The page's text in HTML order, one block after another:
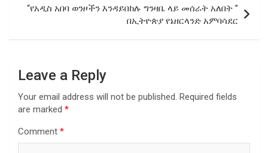
“የአዲስ አበባ ወንዞችን እንዳይበከሉ ግንዛቤ ላይ መሰራት አለበት ”
በኢትዮጵያ የኔዘርላንድ አምባሳደር
Leave a Reply
Your email address will not be published. Required fields
are marked *
Comment *